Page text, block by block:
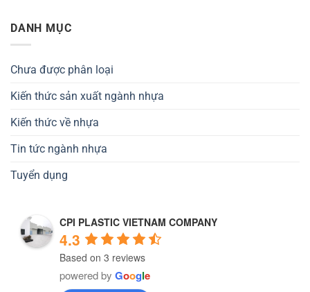
DANH MỤC
Chưa được phân loại
Kiến thức sản xuất ngành nhựa
Kiến thức về nhựa
Tin tức ngành nhựa
Tuyển dụng
CPI PLASTIC VIETNAM COMPANY
4.3
Based on 3 reviews
powered by Google